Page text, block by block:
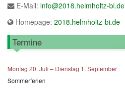
E-Mail: info@2018.helmholtz-bi.de
Homepage: 2018.helmholtz-bi.de
Termine
Montag 20. Juli – Dienstag 1. September
Sommerferien